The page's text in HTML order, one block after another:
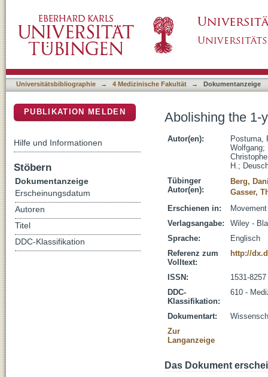
Universitätsbibliographie → 4 Medizinische Fakultät → Dokumentanzeige
Abolishing the 1-
Autor(en):
Postuma,
Wolfgang;
H.;
Tübinger
Autor(en):
Berg,
Gasser,
Erschienen in:
Verlagsangabe:
Wiley -
Sprache:
Englisch
Referenz zum
Volltext:
http://
ISSN:
1531-8257
DDC-
Klassifikation:
610 -
Dokumentart:
Zur
Langanzeige
Das Dokument
PUBLIKATION MELDEN
Hilfe und Informationen
Stöbern
Dokumentanzeige
Erscheinungsdatum
Autoren
Titel
DDC-Klassifikation